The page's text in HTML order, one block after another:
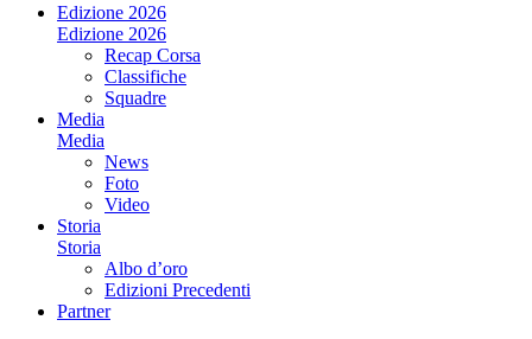
Edizione 2026
Edizione 2026
Recap Corsa
Classifiche
Squadre
Media
Media
News
Foto
Video
Storia
Storia
Albo d’oro
Edizioni Precedenti
Partner